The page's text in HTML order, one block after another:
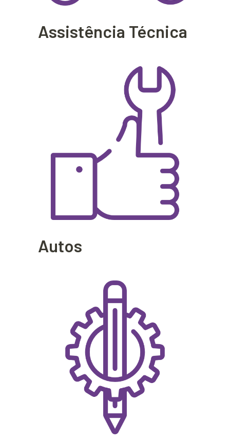
Assistência Técnica
Autos